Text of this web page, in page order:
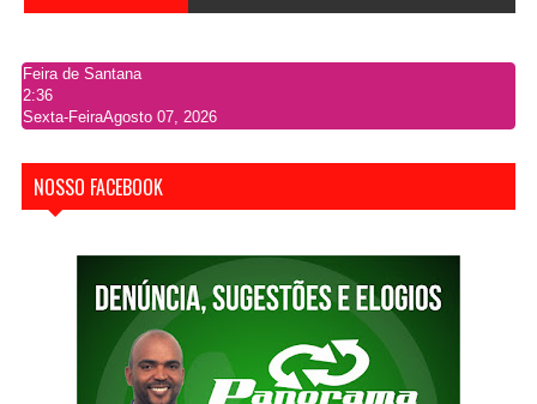
Feira de Santana
2:36
Sexta-FeiraAgosto 07, 2026
NOSSO FACEBOOK